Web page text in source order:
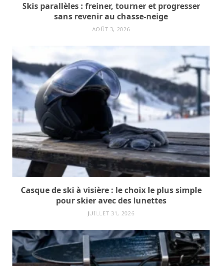
Skis parallèles : freiner, tourner et progresser
sans revenir au chasse-neige
AOÛT 3, 2026
Casque de ski à visière : le choix le plus simple
pour skier avec des lunettes
JUILLET 31, 2026